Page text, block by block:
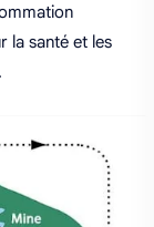
la santé et les